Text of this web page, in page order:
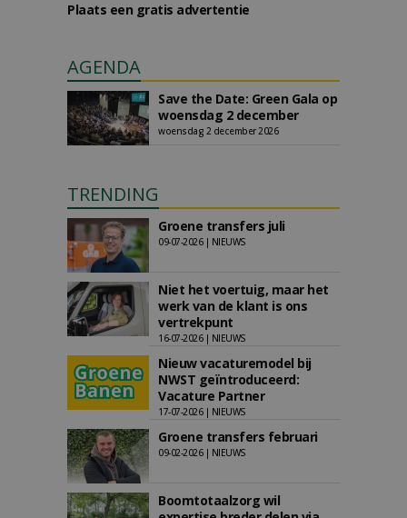
Plaats een gratis advertentie
AGENDA
Save the Date: Green Gala op
woensdag 2 december
woensdag 2 december 2026
TRENDING
Groene transfers juli
09-07-2026 | NIEUWS
Niet het voertuig, maar het
werk van de klant is ons
vertrekpunt
16-07-2026 | NIEUWS
Nieuw vacaturemodel bij
NWST geïntroduceerd:
Vacature Partner
17-07-2026 | NIEUWS
Groene transfers februari
09-02-2026 | NIEUWS
Boomtotaalzorg wil